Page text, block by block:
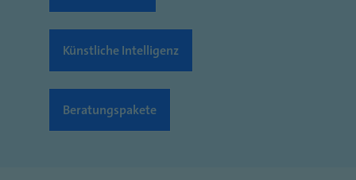
Künstliche Intelligenz
Beratungspakete